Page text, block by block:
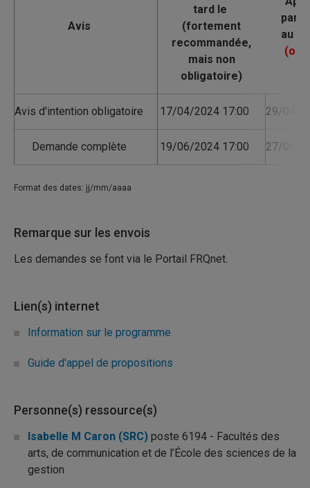
Avis
Avis d'intention obligatoire 17/04/2024 17:00 29/04/
Demande complète 19/06/2024 17:00 27/06/
Format des dates: jj/mm/aaaa
Remarque sur les envois
Les demandes se font via le Portail FRQnet.
Lien(s) internet
Information sur le programme
Guide d'appel de propositions
Personne(s) ressource(s)
Isabelle M Caron (SRC) poste 6194 - Facultés des
arts, de communication et de l’École des sciences de la
gestion